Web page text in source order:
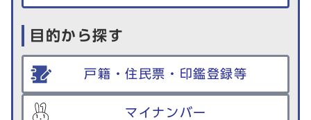
目的から探す
戸籍・住民票・印鑑登録等
マイナンバー